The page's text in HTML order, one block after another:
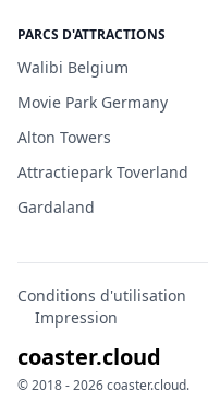
PARCS D'ATTRACTIONS
Walibi Belgium
Movie Park Germany
Alton Towers
Attractiepark Toverland
Gardaland
Conditions d'utilisation
Impression
coaster.cloud
© 2018 - 2026 coaster.cloud.